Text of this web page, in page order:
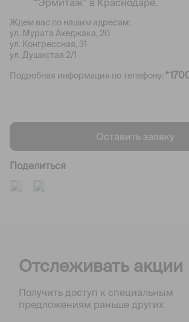
“Эрмитаж” в Краснодаре.
Ждем вас по нашим адресам:
ул. Мурата Ахеджака, 20
ул. Конгрессная, 31
ул. Душистая 2/1
Подробная информация по телефону:
Оставить заявку
Поделиться
Отслеживать акции
Получить доступ к специальным
предложениям раньше других